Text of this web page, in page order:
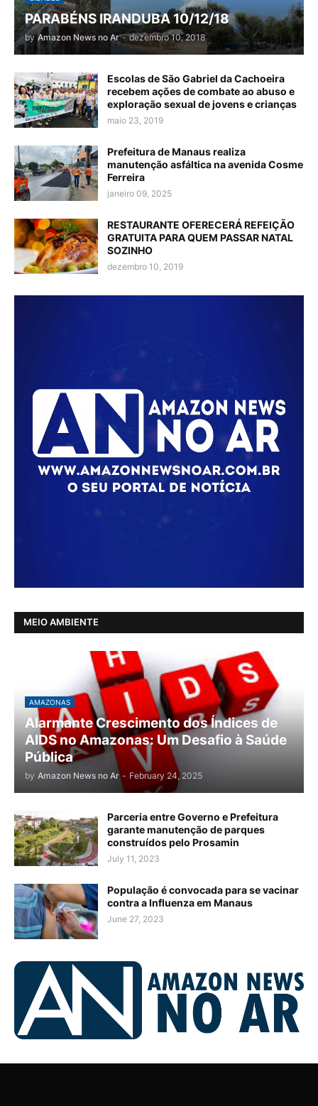
PARABÉNS IRANDUBA 10/12/18
by Amazon News no Ar - dezembro 10, 2018
Escolas de São Gabriel da Cachoeira
recebem ações de combate ao abuso e
exploração sexual de jovens e crianças
maio 23, 2019
Prefeitura de Manaus realiza
manutenção asfáltica na avenida Cosme
Ferreira
janeiro 09, 2025
RESTAURANTE OFERECERÁ REFEIÇÃO
GRATUITA PARA QUEM PASSAR NATAL
SOZINHO
dezembro 10, 2019
MEIO AMBIENTE
AMAZONAS
Alarmante Crescimento dos Índices de
AIDS no Amazonas: Um Desafio à Saúde
Pública
by Amazon News no Ar - February 24, 2025
Parceria entre Governo e Prefeitura
garante manutenção de parques
construídos pelo Prosamin
July 11, 2023
População é convocada para se vacinar
contra a Influenza em Manaus
June 27, 2023